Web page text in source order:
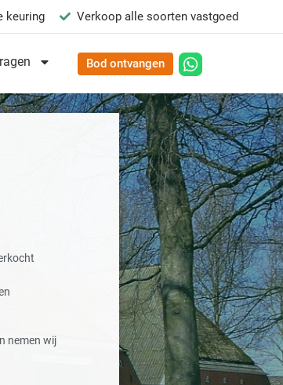
keuring Verkoop alle soorten vastgoed
Bod ontvangen
nemen wij